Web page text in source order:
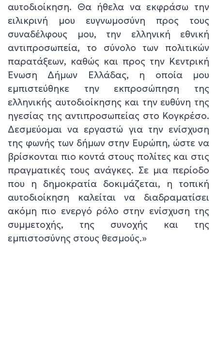
αυτοδιοίκηση. Θα ήθελα να εκφράσω την
ειλικρινή μου ευγνωμοσύνη προς τους
συναδέλφους μου, την ελληνική εθνική
αντιπροσωπεία, το σύνολο των πολιτικών
παρατάξεων, καθώς και προς την Κεντρική
Ένωση Δήμων Ελλάδας, η οποία μου
εμπιστεύθηκε την εκπροσώπηση της
ελληνικής αυτοδιοίκησης και την ευθύνη της
ηγεσίας της αντιπροσωπείας στο Κογκρέσο.
Δεσμεύομαι να εργαστώ για την ενίσχυση
της φωνής των δήμων στην Ευρώπη, ώστε να
βρίσκονται πιο κοντά στους πολίτες και στις
πραγματικές τους ανάγκες. Σε μια περίοδο
που η δημοκρατία δοκιμάζεται, η τοπική
αυτοδιοίκηση καλείται να διαδραματίσει
ακόμη πιο ενεργό ρόλο στην ενίσχυση της
συμμετοχής, της συνοχής και της
εμπιστοσύνης στους θεσμούς.»